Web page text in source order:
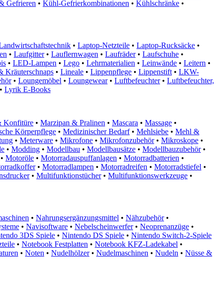
Gefrieren • Kühl-Gefrierkombinationen • Kühlschränke •
• Laptop-Netzteile • Laptop-Rucksäcke •
• Laufgitter • Lauflernwagen • Laufräder • Laufschuhe •
• LED-Lampen • Lego • Lehrmaterialien • Leinwände • Leitern •
Kräuterschnaps • Lineale • Lippenpflege • Lippenstift • LKW-
• Loungemöbel • Loungewear • Luftbefeuchter • Luftbefeuchter,
• Lyrik E-Books
Konfitüre • Marzipan & Pralinen • Mascara • Massage •
Körperpflege • Medizinischer Bedarf • Mehlsiebe • Mehl &
• Meterware • Mikrofone • Mikrofonzubehör • Mikroskope •
• Modding • Modellbau • Modellbausätze • Modellbauzubehör •
• Motoröle • Motorradauspuffanlagen • Motorradbatterien •
• Motorradlampen • Motorradreifen • Motorradstiefel •
• Multifunktionstücher • Multifunktionswerkzeuge •
• Nahrungsergänzungsmittel • Nähzubehör •
• Navisoftware • Nebelscheinwerfer • Neoprenanzüge •
3DS Spiele • Nintendo DS Spiele • Nintendo Switch-2-Spiele
• Notebook Festplatten • Notebook KFZ-Ladekabel •
• Noten • Nudelhölzer • Nudelmaschinen • Nudeln • Nüsse &